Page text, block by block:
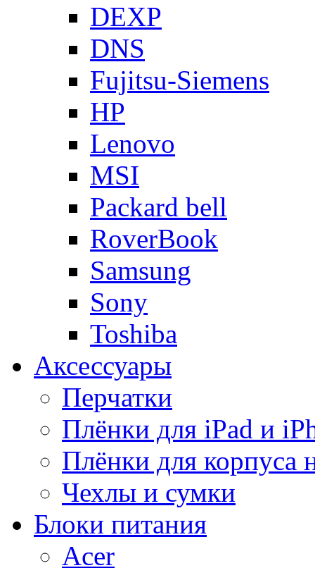
DEXP
DNS
Fujitsu-Siemens
HP
Lenovo
MSI
Packard bell
RoverBook
Samsung
Sony
Toshiba
Аксессуары
Перчатки
Плёнки для iPad и
Плёнки для корпуса
Чехлы и сумки
Блоки питания
Acer